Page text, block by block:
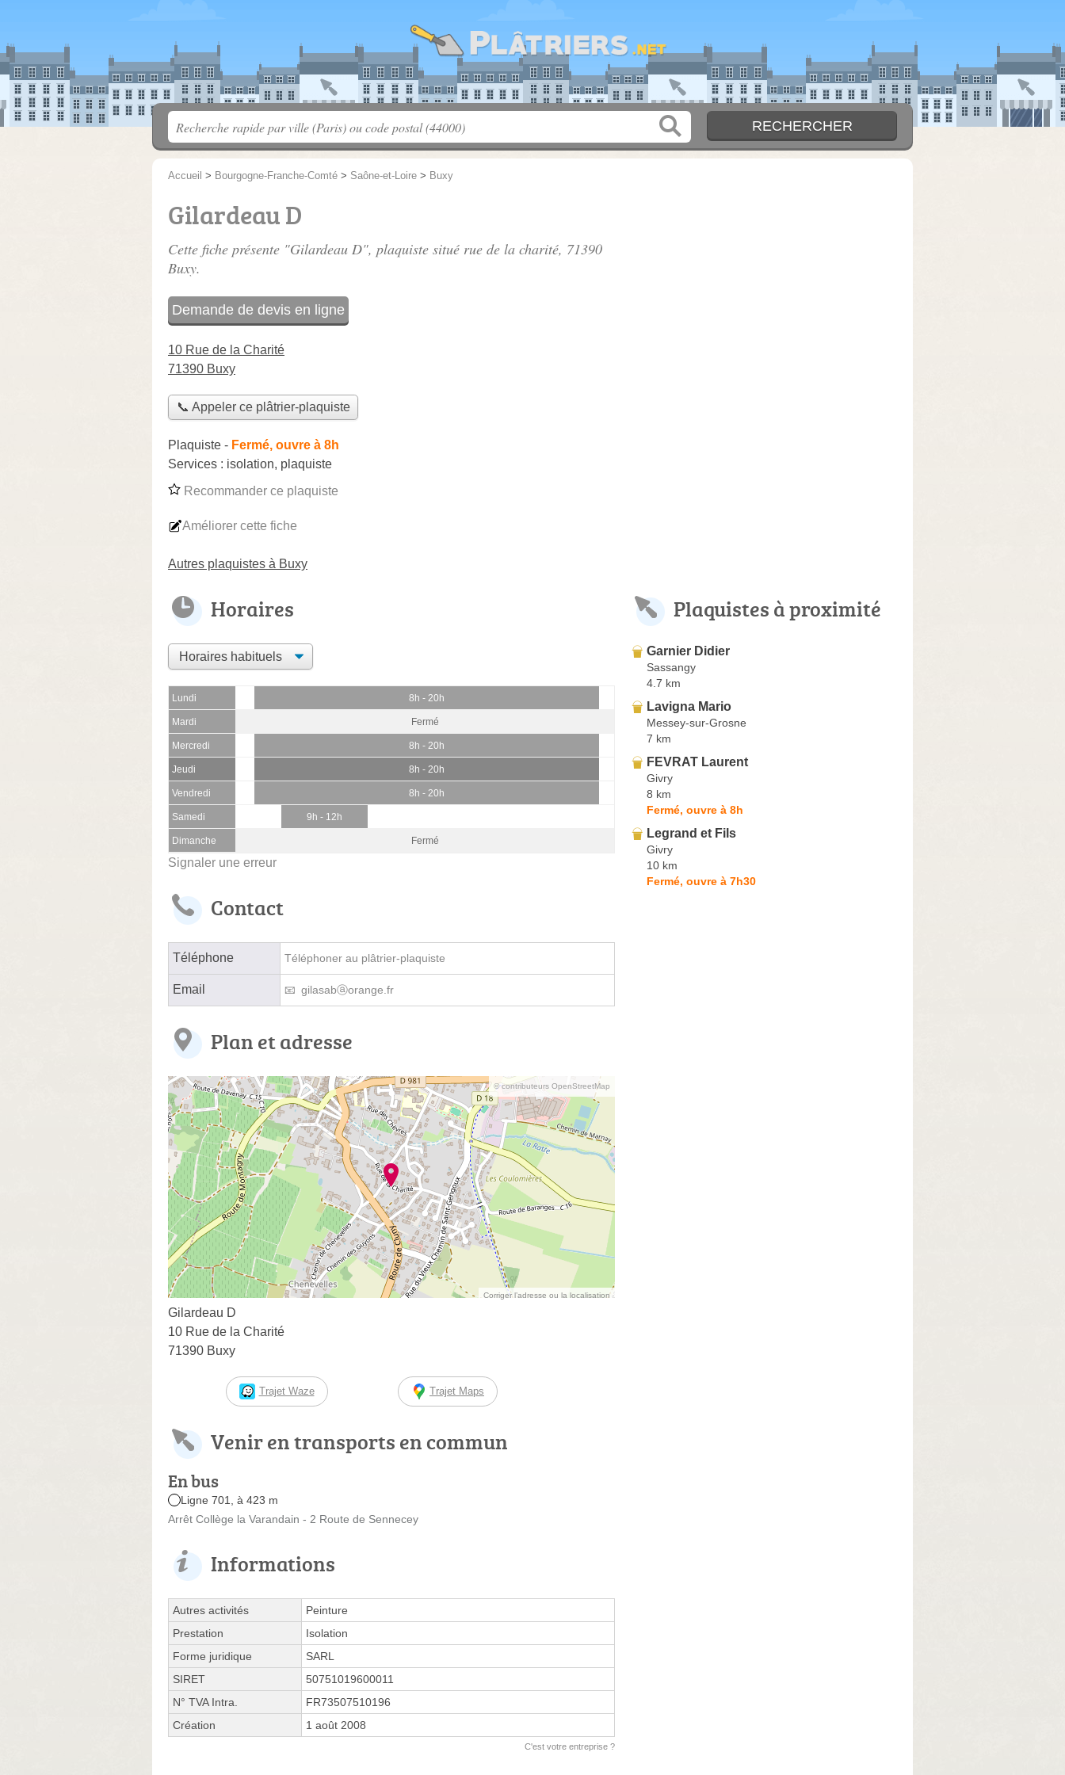
Accueil > Bourgogne-Franche-Comté > Saône-et-Loire > Buxy
Gilardeau D
Cette fiche présente "Gilardeau D", plaquiste situé rue de la charité, 71390
Buxy.
Demande de devis en ligne
10 Rue de la Charité
71390 Buxy
📞 Appeler ce plâtrier-plaquiste
Plaquiste - Fermé, ouvre à 8h
Services : isolation, plaquiste
Recommander ce plaquiste
Améliorer cette fiche
Autres plaquistes à Buxy
Horaires
Lundi 8h - 20h
Mardi Fermé
Mercredi 8h - 20h
Jeudi 8h - 20h
Vendredi 8h - 20h
Samedi 9h - 12h
Dimanche Fermé
Signaler une erreur
Contact
Téléphone Téléphoner au plâtrier-plaquiste
Email gilasabⓐorange.fr
Plan et adresse
© contributeurs OpenStreetMap
Corriger l’adresse ou la localisation
Gilardeau D
10 Rue de la Charité
71390 Buxy
Trajet Waze Trajet Maps
Venir en transports en commun
En bus
Ligne 701, à 423 m
Arrêt Collège la Varandain - 2 Route de Sennecey
Informations
Autres activités
Peinture
Prestation
Isolation
Forme juridique
SARL
SIRET
50751019600011
N° TVA Intra.
FR73507510196
Création
1 août 2008
C'est votre entreprise ?
Plaquistes à proximité
Garnier Didier
Sassangy
4.7 km
Lavigna Mario
Messey-sur-Grosne
7 km
FEVRAT Laurent
Givry
8 km
Fermé, ouvre à 8h
Legrand et Fils
Givry
10 km
Fermé, ouvre à 7h30